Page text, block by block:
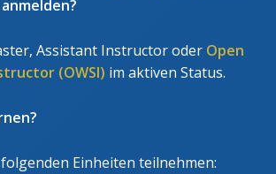
Assistant Instructor oder Open
(OWSI) im aktiven Status.
Einheiten teilnehmen: